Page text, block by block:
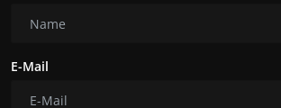
E-Mail